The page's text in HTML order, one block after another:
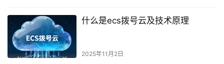
什么是ecs拨号云及技术原理
2025年11月2日